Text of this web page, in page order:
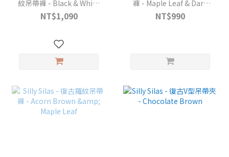
紋吊帶褲 - Black & White
Checked
NT$1,090
褲 - Maple Leaf & Dark
Forest Green
NT$990